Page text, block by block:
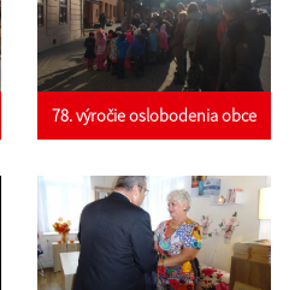
78. výročie oslobodenia obce